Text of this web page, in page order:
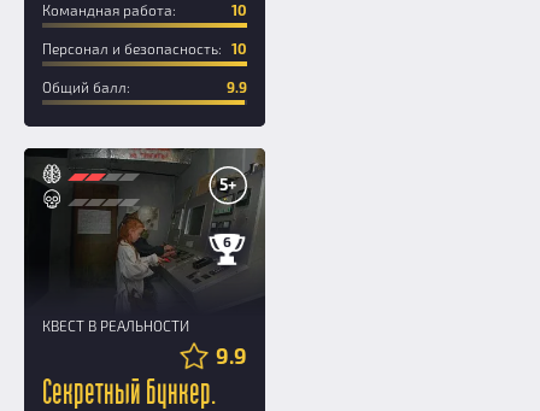
Командная работа: 10
Персонал и безопасность: 10
Общий балл: 9.9
6
5+
КВЕСТ В РЕАЛЬНОСТИ
9.9
Секретный бункер.